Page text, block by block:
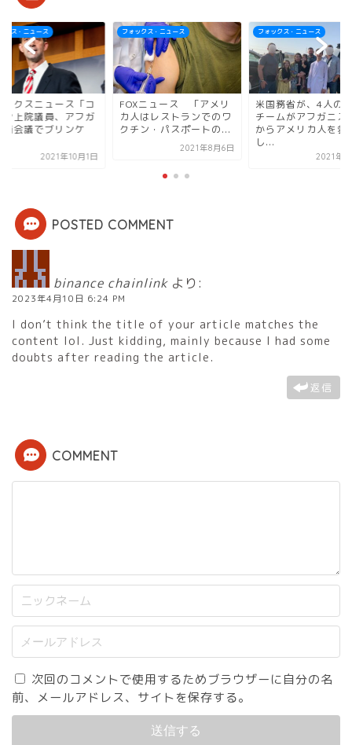
クス・ニュース
ックスニュース「コ
ン上院議員、アフガ
画会議でブリンケ
2021年10月1日
フォックス・ニュース
FOXニュース 「アメリ
カ人はレストランでのワ
クチン・パスポートの...
2021年8月6日
フォックス・ニュース
米国務省が、4人の
チームがアフガニス
からアメリカ人を救
し...
2021年9
POSTED COMMENT
binance chainlink より:
2023年4月10日 6:24 PM
I don’t think the title of your article matches the
content lol. Just kidding, mainly because I had some
doubts after reading the article.
返信
COMMENT
次回のコメントで使用するためブラウザーに自分の名
前、メールアドレス、サイトを保存する。